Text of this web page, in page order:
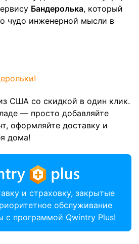
Бандеролька, который
чудо инженерной мысли в
США со скидкой в один клик.
— просто добавляйте
оформляйте доставку и
дома!
и страховку, закрытые
обслуживание
с программой Qwintry Plus!